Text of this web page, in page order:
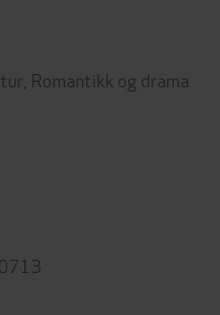
Romantikk og drama